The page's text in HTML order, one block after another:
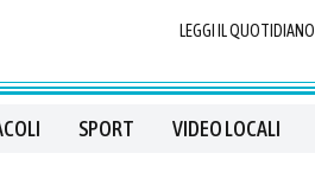
LEGGI IL QUOTIDIANO
SPORT VIDEO LOCALI